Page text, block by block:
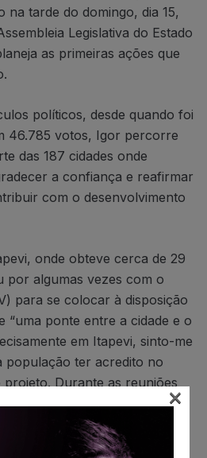
na tarde do domingo, dia 15,
Legislativa do Estado
as primeiras ações que
políticos, desde quando foi
46.785 votos, Igor percorre
das 187 cidades onde
a confiança e reafirmar
com o desenvolvimento
onde obteve cerca de 29
por algumas vezes com o
para se colocar à disposição
“uma ponte entre a cidade e o
em Itapevi, sinto-me
população ter acredito no
Durante as reuniões
a minha intenção em
Até porque tenho
e vou trabalhar e honrar
×